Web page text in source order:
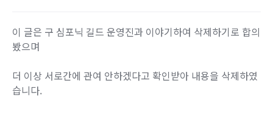
이 글은 구 심포닉 길드 운영진과 이야기하여 삭제하기로 합의
봤으며
더 이상 서로간에 관여 안하겠다고 확인받아 내용을 삭제하였
습니다.